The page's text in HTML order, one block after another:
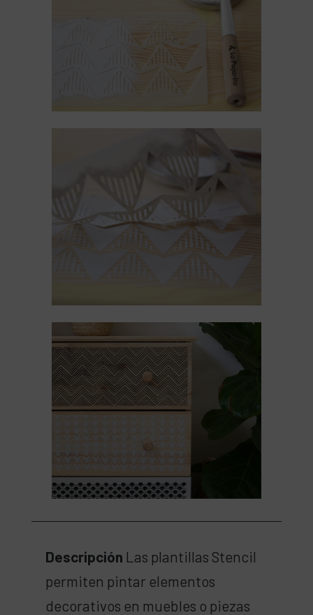
Descripción Las plantillas Stencil
permiten pintar elementos
decorativos en muebles o piezas